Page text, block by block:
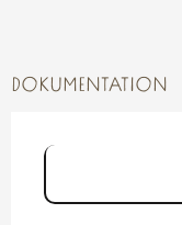
DOKUMENTATION